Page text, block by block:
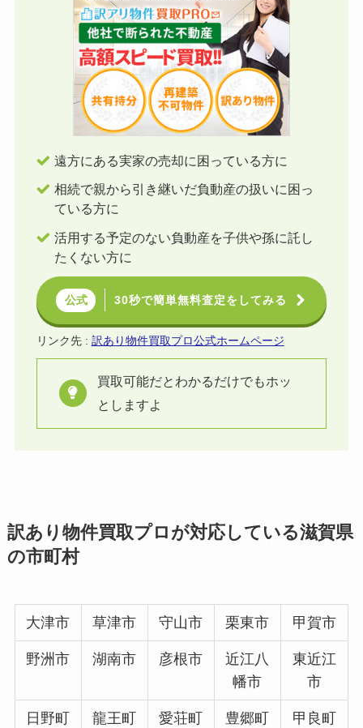
遠方にある実家の売却に困っている方に
相続で親から引き継いだ負動産の扱いに困っ
ている方に
活用する予定のない負動産を子供や孫に託し
たくない方に
公式 30秒で簡単無料査定をしてみる
リンク先 : 訳あり物件買取プロ公式ホームページ
買取可能だとわかるだけでもホッ
としますよ
訳あり物件買取プロが対応している滋賀県
の市町村
大津市 草津市 守山市 栗東市 甲賀市
野洲市 湖南市 彦根市
近江八
幡市
東近江
市
日野町 龍王町 愛荘町 豊郷町 甲良町